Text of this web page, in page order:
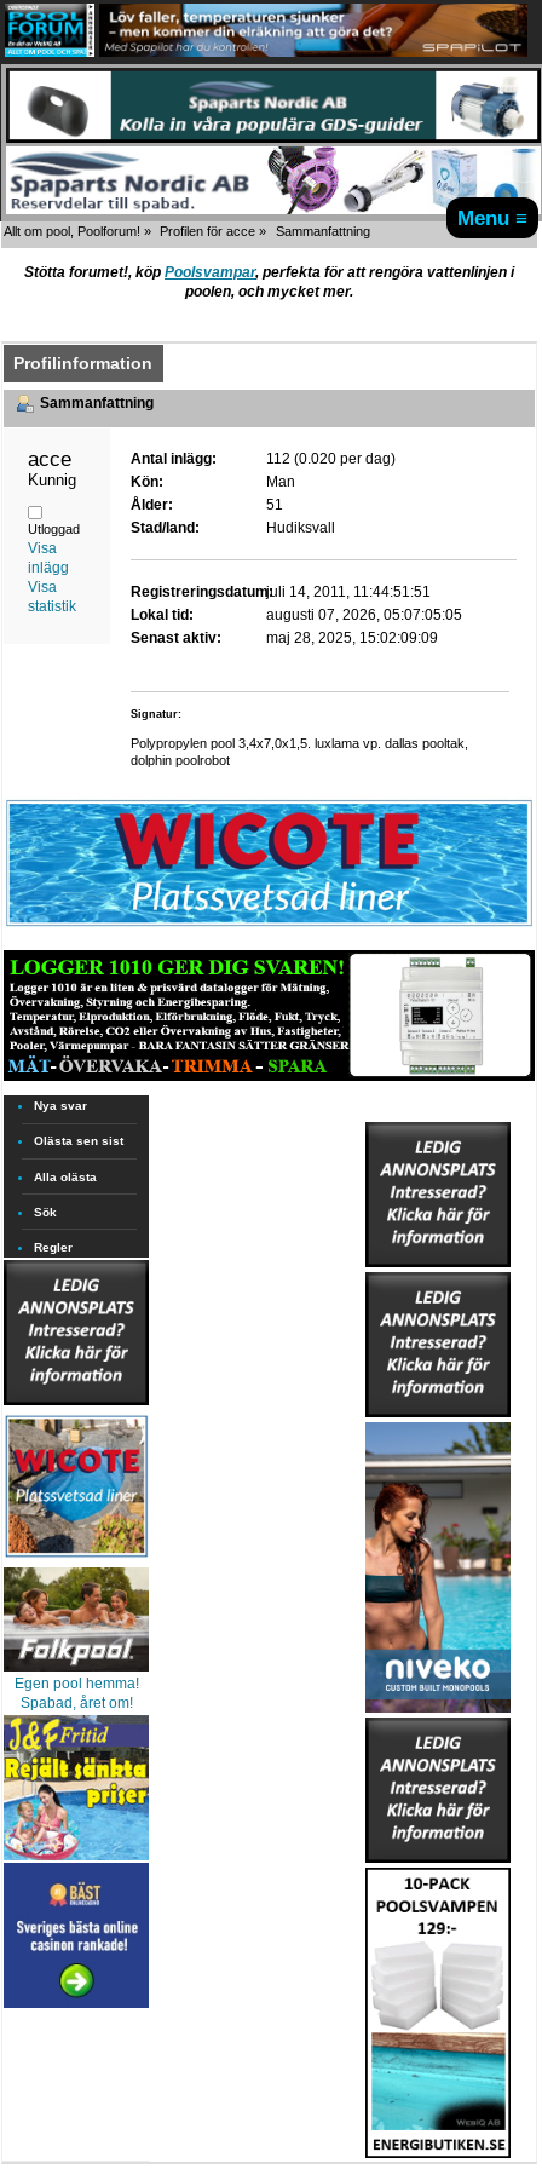
Menu ≡
Allt om pool, Poolforum! » Profilen för acce » Sammanfattning
Stötta forumet!, köp Poolsvampar, perfekta för att rengöra vattenlinjen i
poolen, och mycket mer.
Profilinformation
Sammanfattning
acce
Kunnig
Utloggad
Visa
inlägg
Visa
statistik
Antal inlägg:
112 (0.020 per dag)
Kön:
Man
Ålder:
51
Stad/land:
Hudiksvall
Registreringsdatum:juli 14, 2011, 11:44:51:51
Lokal tid:
augusti 07, 2026, 05:07:05:05
Senast aktiv:
maj 28, 2025, 15:02:09:09
Signatur:
Polypropylen pool 3,4x7,0x1,5. luxlama vp. dallas pooltak,
dolphin poolrobot
Nya svar
Olästa sen sist
Alla olästa
Sök
Regler
Egen pool hemma!
Spabad, året om!